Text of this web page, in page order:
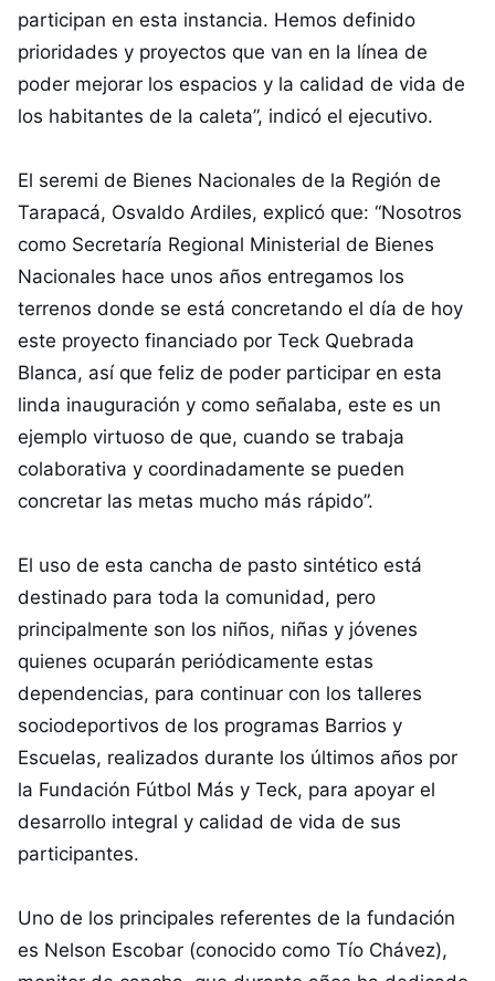
participan en esta instancia. Hemos definido
prioridades y proyectos que van en la línea de
poder mejorar los espacios y la calidad de vida de
los habitantes de la caleta”, indicó el ejecutivo.
El seremi de Bienes Nacionales de la Región de
Tarapacá, Osvaldo Ardiles, explicó que: “Nosotros
como Secretaría Regional Ministerial de Bienes
Nacionales hace unos años entregamos los
terrenos donde se está concretando el día de hoy
este proyecto financiado por Teck Quebrada
Blanca, así que feliz de poder participar en esta
linda inauguración y como señalaba, este es un
ejemplo virtuoso de que, cuando se trabaja
colaborativa y coordinadamente se pueden
concretar las metas mucho más rápido”.
El uso de esta cancha de pasto sintético está
destinado para toda la comunidad, pero
principalmente son los niños, niñas y jóvenes
quienes ocuparán periódicamente estas
dependencias, para continuar con los talleres
sociodeportivos de los programas Barrios y
Escuelas, realizados durante los últimos años por
la Fundación Fútbol Más y Teck, para apoyar el
desarrollo integral y calidad de vida de sus
participantes.
Uno de los principales referentes de la fundación
es Nelson Escobar (conocido como Tío Chávez),